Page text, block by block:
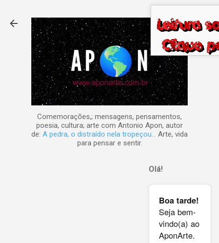
Comemorações,; mensagens, pensamentos,
poesia, cultura; arte com Antonio Apon, autor
de: A pedra, o distraído nela tropeçou... Arte, vida
para pensar e sentir.
Olá!
Boa tarde!
Seja bem-
vindo(a) ao
AponArte.